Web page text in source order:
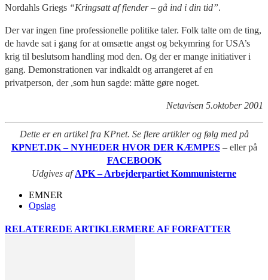
Nordahls Griegs “Kringsatt af fiender – gå ind i din tid”.
Der var ingen fine professionelle politike taler. Folk talte om de ting,
de havde sat i gang for at omsætte angst og bekymring for USA’s
krig til beslutsom handling mod den. Og der er mange initiativer i
gang. Demonstrationen var indkaldt og arrangeret af en
privatperson, der ,som hun sagde: måtte gøre noget.
Netavisen 5.oktober 2001
Dette er en artikel fra KPnet. Se flere artikler og følg med på
KPNET.DK – NYHEDER HVOR DER KÆMPES – eller på
FACEBOOK
Udgives afAPK – Arbejderpartiet Kommunisterne
EMNER
Opslag
RELATEREDE ARTIKLERMERE AF FORFATTER